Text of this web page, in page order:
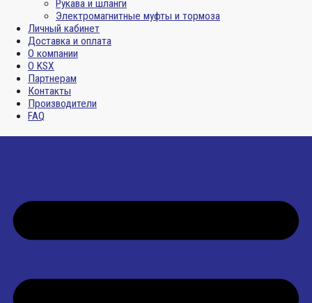
Рукава и шланги
Электромагнитные муфты и тормоза
Личный кабинет
Доставка и оплата
О компании
О KSX
Партнерам
Контакты
Производители
FAQ